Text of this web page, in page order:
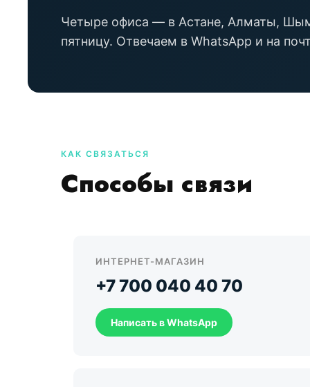
Четыре офиса — в Астане, Алматы,
пятницу. Отвечаем в WhatsApp и на
КАК СВЯЗАТЬСЯ
Способы связи
ИНТЕРНЕТ-МАГАЗИН
+7 700 040 40 70
Написать в WhatsApp